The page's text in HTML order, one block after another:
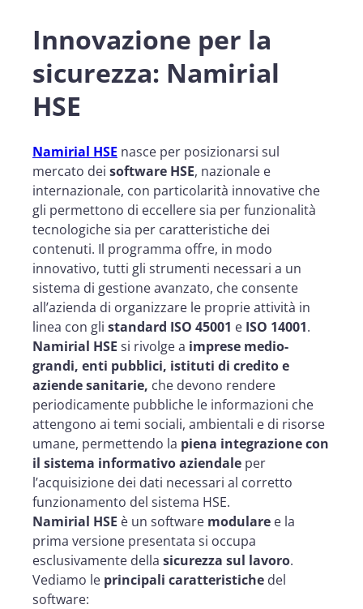
Innovazione per la
sicurezza: Namirial
HSE
Namirial HSE nasce per posizionarsi sul
mercato dei software HSE, nazionale e
internazionale, con particolarità innovative che
gli permettono di eccellere sia per funzionalità
tecnologiche sia per caratteristiche dei
contenuti. Il programma offre, in modo
innovativo, tutti gli strumenti necessari a un
sistema di gestione avanzato, che consente
all’azienda di organizzare le proprie attività in
linea con gli standard ISO 45001 e ISO 14001.
Namirial HSE si rivolge a imprese medio-
grandi, enti pubblici, istituti di credito e
aziende sanitarie, che devono rendere
periodicamente pubbliche le informazioni che
attengono ai temi sociali, ambientali e di risorse
umane, permettendo la piena integrazione con
il sistema informativo aziendale per
l’acquisizione dei dati necessari al corretto
funzionamento del sistema HSE.
Namirial HSE è un software modulare e la
prima versione presentata si occupa
esclusivamente della sicurezza sul lavoro.
Vediamo le principali caratteristiche del
software: